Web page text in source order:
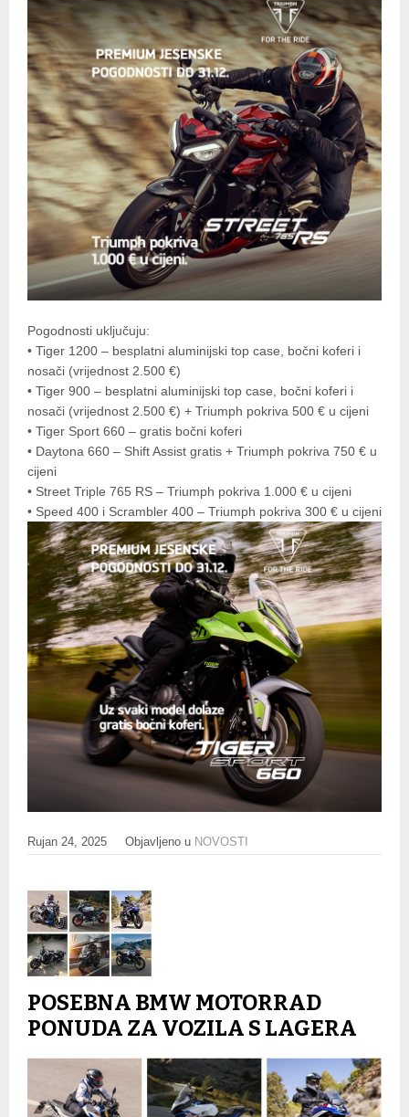
Pogodnosti uključuju:
• Tiger 1200 – besplatni aluminijski top case, bočni koferi i
nosači (vrijednost 2.500 €)
• Tiger 900 – besplatni aluminijski top case, bočni koferi i
nosači (vrijednost 2.500 €) + Triumph pokriva 500 € u cijeni
• Tiger Sport 660 – gratis bočni koferi
• Daytona 660 – Shift Assist gratis + Triumph pokriva 750 € u
cijeni
• Street Triple 765 RS – Triumph pokriva 1.000 € u cijeni
• Speed 400 i Scrambler 400 – Triumph pokriva 300 € u cijeni
Rujan 24, 2025 Objavljeno u NOVOSTI
POSEBNA BMW MOTORRAD
PONUDA ZA VOZILA S LAGERA